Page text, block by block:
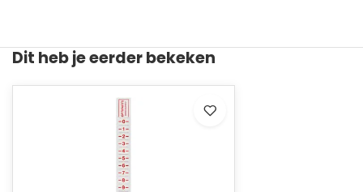
Dit heb je eerder bekeken